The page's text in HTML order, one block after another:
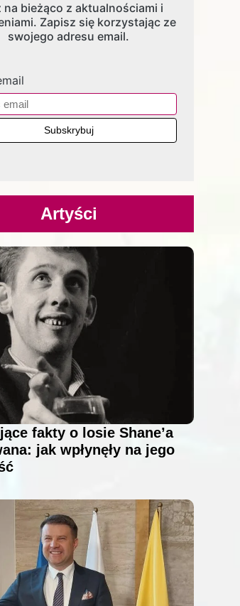
na bieżąco z aktualnościami i
Zapisz się korzystając ze
swojego adresu email.
Artyści
fakty o losie Shane’a
jak wpłynęły na jego